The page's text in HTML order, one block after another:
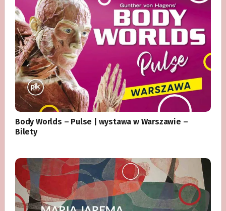
Body Worlds – Pulse | wystawa w Warszawie –
Bilety